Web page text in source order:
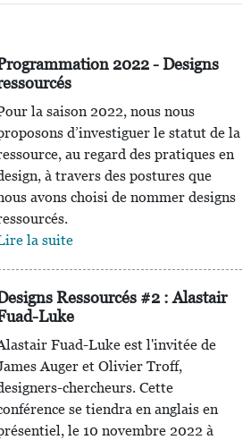
2022 - Designs
la saison 2022, nous nous
d’investiguer le statut de la
au regard des pratiques en
à travers des postures que
avons choisi de nommer designs
la suite
Ressourcés #2 : Alastair
Luke
Fuad-Luke est l'invitée de
Auger et Olivier Troff,
chercheurs. Cette
se tiendra en anglais en
le 10 novembre 2022 à